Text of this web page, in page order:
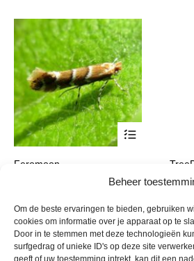
Beheer
Om de beste ervaringen te bieden, gebruiken
cookies om informatie over je apparaat op te
Door in te stemmen met deze technologieën
surfgedrag of unieke ID's op deze site
geeft of uw toestemming intrekt, kan dit een
gekozen
worden
op
de
productpagina
heeft
variaties.
Deze
optie
Feromoon
€ 8,95
tot
€ 800,00
€